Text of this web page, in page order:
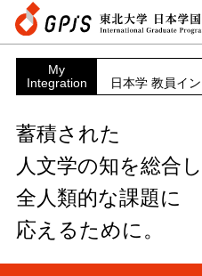
My
Integration
日本学 教員イ
蓄積された
人文学の知を総合し
全人類的な課題に
応えるために。